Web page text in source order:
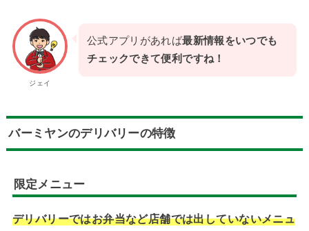
ジェイ
公式アプリがあれば最新情報をいつでも
チェックできて便利ですね！
バーミヤンのデリバリーの特徴
限定メニュー
デリバリーではお弁当など店舗では出していないメニュ